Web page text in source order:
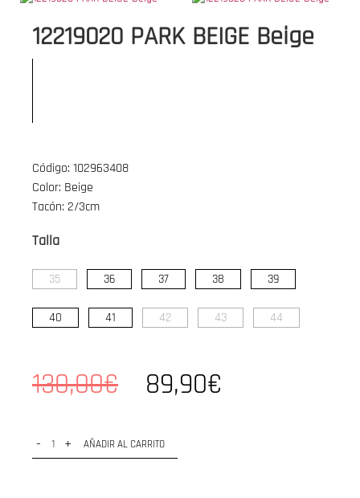
12219020 PARK BEIGE Beige
Código: 102963408
Color: Beige
Tacón: 2/3cm
Talla
35 36 37 38 39
40 41 42 43 44
130,00€ 89,90€
- + AÑADIR AL CARRITO